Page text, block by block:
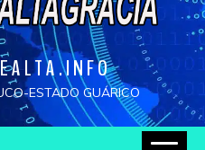
ESTADO GUÁRICO